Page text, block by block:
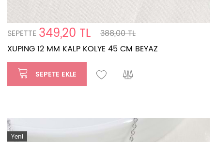
SEPETTE 349,20 TL
388,00 TL
XUPING 12 MM KALP KOLYE 45 CM BEYAZ
SEPETE EKLE
Yeni